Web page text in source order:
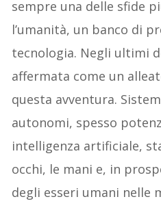
sempre una delle sfide
l’umanità, un banco di
tecnologia. Negli ultimi
affermata come un
questa avventura.
autonomi, spesso
intelligenza artificiale,
occhi, le mani e, in
degli esseri umani nelle